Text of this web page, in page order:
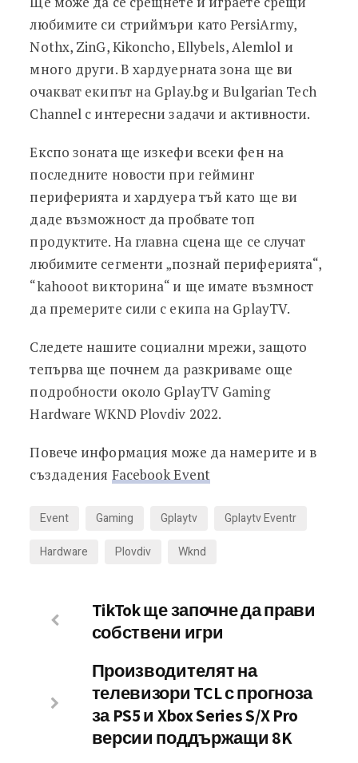
любимите си стриймъри като PersiArmy,
Nothx, ZinG, Kikoncho, Ellybels, Alemlol и
много други. В хардуерната зона ще ви
очакват екипът на Gplay.bg и Bulgarian Tech
Channel с интересни задачи и активности.
Експо зоната ще изкефи всеки фен на
последните новости при гейминг
периферията и хардуера тъй като ще ви
даде възможност да пробвате топ
продуктите. На главна сцена ще се случат
любимите сегменти „познай периферията“,
“kahooot викторина“ и ще имате възмност
да премерите сили с екипа на GplayTV.
Следете нашите социални мрежи, защото
тепърва ще почнем да разкриваме още
подробности около GplayTV Gaming
Hardware WKND Plovdiv 2022.
Повече информация може да намерите и в
създадения Facebook Event
Event Gaming Gplaytv
Gplaytv Eventr
Hardware
Plovdiv Wknd
TikTok ще започне да прави
собствени игри
Производителят на
телевизори TCL с прогноза
за PS5 и Xbox Series S/X Pro
версии поддържащи 8K